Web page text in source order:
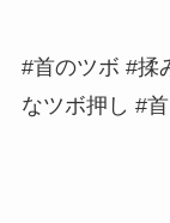
#首のツボ #揉
なツボ押し #